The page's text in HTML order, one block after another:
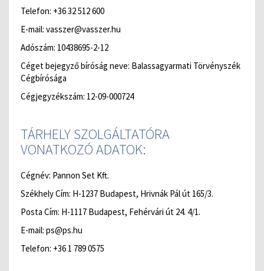
Telefon: +36 32 512 600
E-mail: vasszer@vasszer.hu
Adószám: 10438695-2-12
Céget bejegyző bíróság neve: Balassagyarmati Törvényszék
Cégbírósága
Cégjegyzékszám: 12-09-000724
TÁRHELY SZOLGÁLTATÓRA
VONATKOZÓ ADATOK:
Cégnév: Pannon Set Kft.
Székhely Cím: H-1237 Budapest, Hrivnák Pál út 165/3.
Posta Cím: H-1117 Budapest, Fehérvári út 24. 4/1.
E-mail: ps@ps.hu
Telefon: +36 1 789 0575